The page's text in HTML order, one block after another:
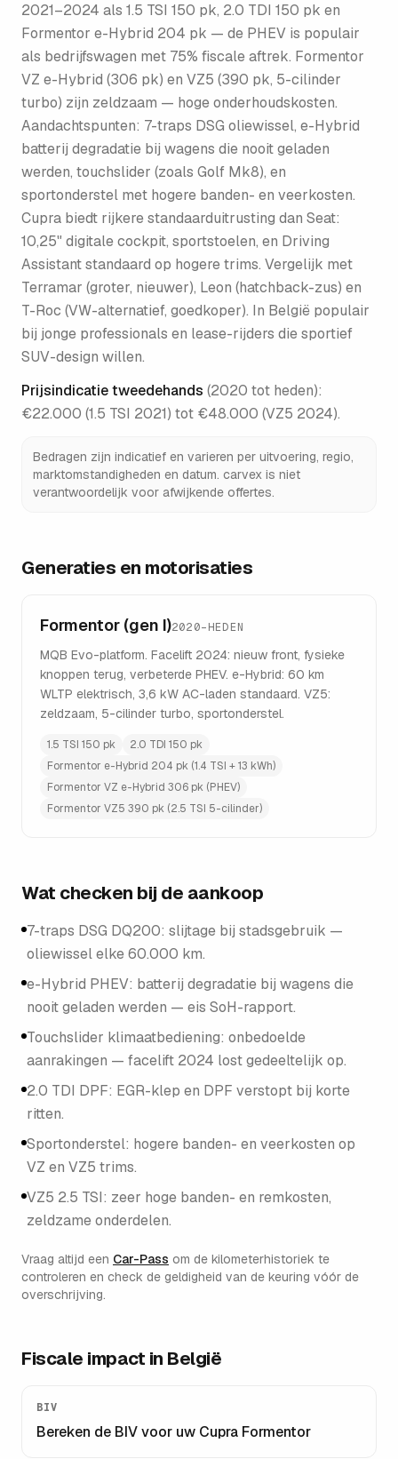
2021–2024 als 1.5 TSI 150 pk, 2.0 TDI 150 pk en
Formentor e-Hybrid 204 pk — de PHEV is populair
als bedrijfswagen met 75% fiscale aftrek. Formentor
VZ e-Hybrid (306 pk) en VZ5 (390 pk, 5-cilinder
turbo) zijn zeldzaam — hoge onderhoudskosten.
Aandachtspunten: 7-traps DSG oliewissel, e-Hybrid
batterij degradatie bij wagens die nooit geladen
werden, touchslider (zoals Golf Mk8), en
sportonderstel met hogere banden- en veerkosten.
Cupra biedt rijkere standaarduitrusting dan Seat:
10,25" digitale cockpit, sportstoelen, en Driving
Assistant standaard op hogere trims. Vergelijk met
Terramar (groter, nieuwer), Leon (hatchback-zus) en
T-Roc (VW-alternatief, goedkoper). In België populair
bij jonge professionals en lease-rijders die sportief
SUV-design willen.
Prijsindicatie tweedehands (2020 tot heden):
€22.000 (1.5 TSI 2021) tot €48.000 (VZ5 2024).
Bedragen zijn indicatief en varieren per uitvoering, regio,
marktomstandigheden en datum. carvex is niet
verantwoordelijk voor afwijkende offertes.
Generaties en motorisaties
Formentor (gen I)2020–HEDEN
MQB Evo-platform. Facelift 2024: nieuw front, fysieke
knoppen terug, verbeterde PHEV. e-Hybrid: 60 km
WLTP elektrisch, 3,6 kW AC-laden standaard. VZ5:
zeldzaam, 5-cilinder turbo, sportonderstel.
1.5 TSI 150 pk
2.0 TDI 150 pk
Formentor e-Hybrid 204 pk (1.4 TSI + 13 kWh)
Formentor VZ e-Hybrid 306 pk (PHEV)
Formentor VZ5 390 pk (2.5 TSI 5-cilinder)
Wat checken bij de aankoop
7-traps DSG DQ200: slijtage bij stadsgebruik —
oliewissel elke 60.000 km.
e-Hybrid PHEV: batterij degradatie bij wagens die
nooit geladen werden — eis SoH-rapport.
Touchslider klimaatbediening: onbedoelde
aanrakingen — facelift 2024 lost gedeeltelijk op.
2.0 TDI DPF: EGR-klep en DPF verstopt bij korte
ritten.
Sportonderstel: hogere banden- en veerkosten op
VZ en VZ5 trims.
VZ5 2.5 TSI: zeer hoge banden- en remkosten,
zeldzame onderdelen.
Vraag altijd een Car-Pass om de kilometerhistoriek te
controleren en check de geldigheid van de keuring vóór de
overschrijving.
Fiscale impact in België
BIV
Bereken de BIV voor uw Cupra Formentor